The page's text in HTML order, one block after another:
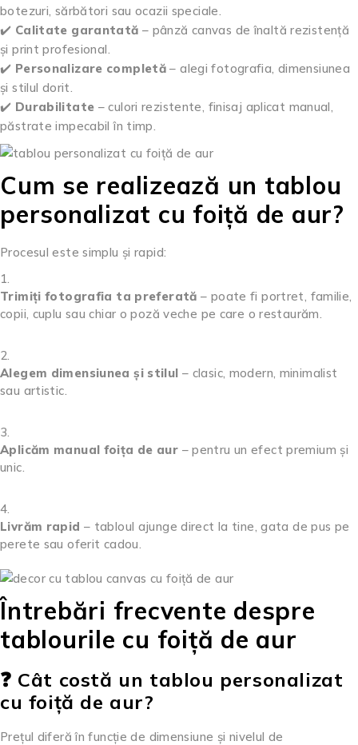
botezuri, sărbători sau ocazii speciale.
✔️ Calitate garantată – pânză canvas de înaltă rezistență
și print profesional.
✔️ Personalizare completă – alegi fotografia, dimensiunea
și stilul dorit.
✔️ Durabilitate – culori rezistente, finisaj aplicat manual,
păstrate impecabil în timp.
Cum se realizează un tablou
personalizat cu foiță de aur?
Procesul este simplu și rapid:
Trimiți fotografia ta preferată – poate fi portret, familie,
copii, cuplu sau chiar o poză veche pe care o restaurăm.
Alegem dimensiunea și stilul – clasic, modern, minimalist
sau artistic.
Aplicăm manual foița de aur – pentru un efect premium și
unic.
Livrăm rapid – tabloul ajunge direct la tine, gata de pus pe
perete sau oferit cadou.
Întrebări frecvente despre
tablourile cu foiță de aur
❓ Cât costă un tablou personalizat
cu foiță de aur?
Prețul diferă în funcție de dimensiune și nivelul de